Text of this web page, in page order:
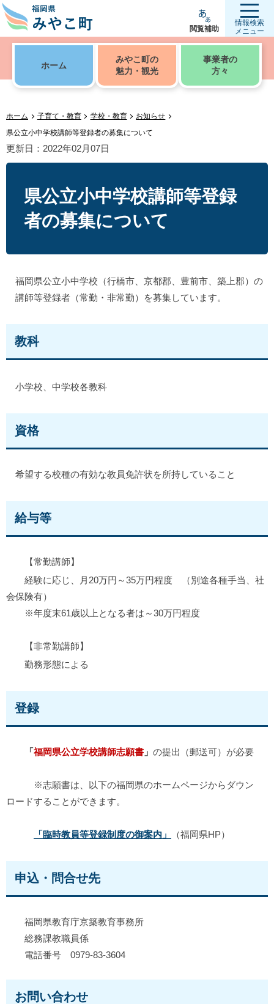
閲覧補助
情報検索
メニュー
ホーム
みやこ町の
魅力・観光
事業者の
方々
ホーム 子育て・教育 学校・教育
お知らせ
県公立小中学校講師等登録者の募集について
更新日：2022年02月07日
県公立小中学校講師等登録
者の募集について
福岡県公立小中学校（行橋市、京都郡、豊前市、築上郡）の
講師等登録者（常勤・非常勤）を募集しています。
教科
小学校、中学校各教科
資格
希望する校種の有効な教員免許状を所持していること
給与等
【常勤講師】
経験に応じ、月20万円～35万円程度 （別途各種手当、社
会保険有）
※年度末61歳以上となる者は～30万円程度
【非常勤講師】
勤務形態による
登録
「福岡県公立学校講師志願書 」 の提出（郵送可）が必要
※志願書は、以下の福岡県のホームページからダウン
ロードすることができます。
「臨時教員等登録制度の御案内」 （福岡県HP）
申込・問合せ先
福岡県教育庁京築教育事務所
総務課教職員係
電話番号 0979-83-3604
お問い合わせ